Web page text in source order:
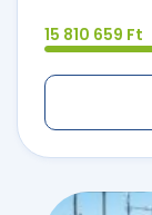
15 810 659 Ft